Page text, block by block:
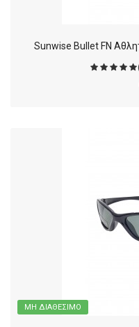
Sunwise Bullet FN
ΜΗ ΔΙΑΘΈΣΙΜΟ